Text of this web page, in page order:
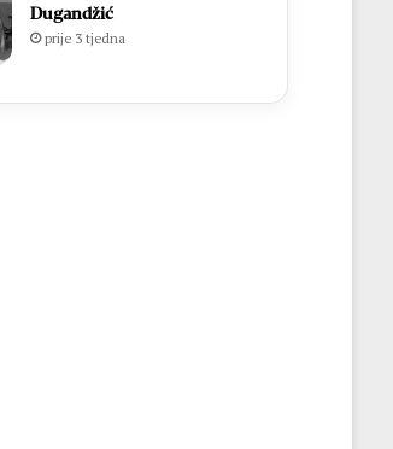
Dugandžić
prije 3 tjedna